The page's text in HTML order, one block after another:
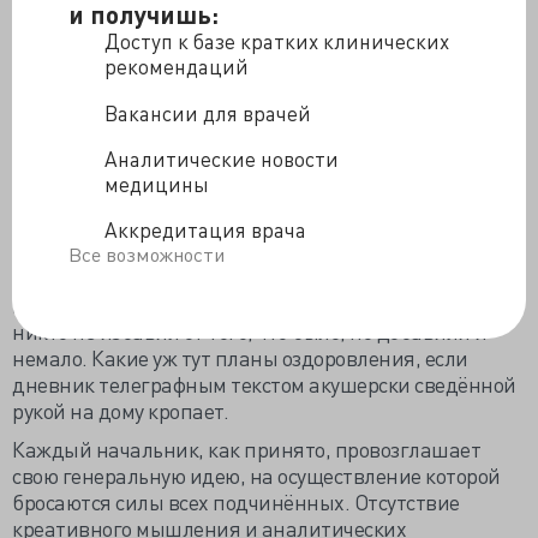
и получишь:
Доступ к базе кратких клинических
рекомендаций
Вакансии для врачей
Аналитические новости
медицины
Аккредитация врача
Все возможности
конечно, в 2013 году на эти цели выделило около 50
миллиардов рублей, потому от программы ждут
эффекта, а не формальное освоение денег. Но
результат зависит не только от затрат. Любой
практический врач до начала программы в душе
объявил её провальной, но его не спрашивали.
И не из-за того, что за одного диспансерного
учреждению платят пшик - 266,3 рубля, наши доктора
и за меньшее спину гнут и рвут себя на части.
поликлинического доктора – не беспредельно, его
никто не избавил от того, что было, но добавили и
немало. Какие уж тут планы оздоровления, если
дневник телеграфным текстом акушерски сведённой
рукой на дому кропает.
Каждый начальник, как принято, провозглашает
свою генеральную идею, на осуществление которой
бросаются силы всех подчинённых. Отсутствие
креативного мышления и аналитических